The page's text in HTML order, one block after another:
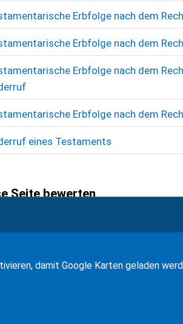
Erbfolge nach dem
Erbfolge nach dem
Erbfolge nach dem
Erbfolge nach dem
eines Testaments
Seite bewerten
(100%)
Glossardamit Google Karten geladen